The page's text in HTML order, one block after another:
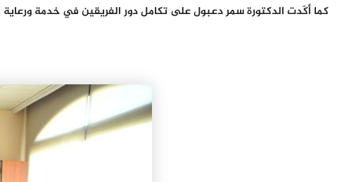
كما أكّدت الدكتورة سمر دعبول على تكامل دور الفريقين في خدمة ورعاية